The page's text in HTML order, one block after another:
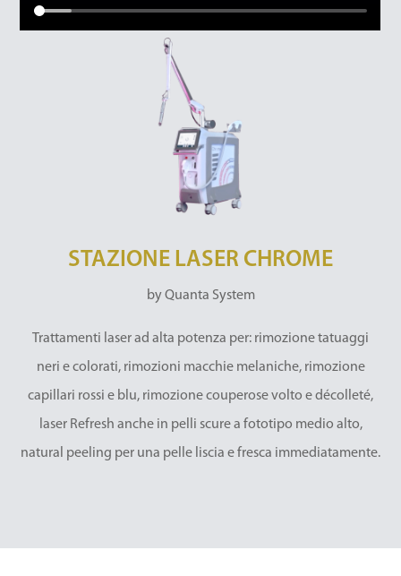
STAZIONE LASER CHROME
by Quanta System
Trattamenti laser ad alta potenza per: rimozione tatuaggi
neri e colorati, rimozioni macchie melaniche, rimozione
capillari rossi e blu, rimozione couperose volto e décolleté,
laser Refresh anche in pelli scure a fototipo medio alto,
natural peeling per una pelle liscia e fresca immediatamente.